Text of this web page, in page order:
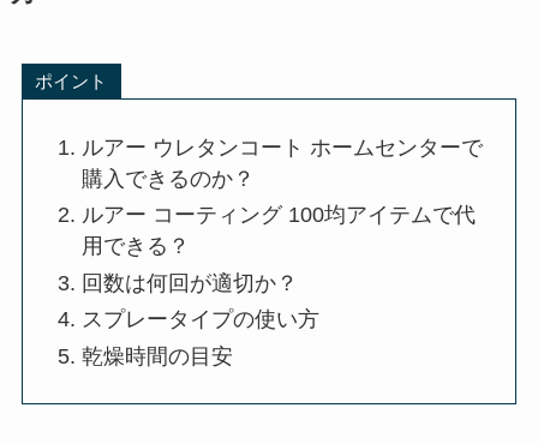
ポイント
ルアー ウレタンコート ホームセンターで
購入できるのか？
ルアー コーティング 100均アイテムで代
用できる？
回数は何回が適切か？
スプレータイプの使い方
乾燥時間の目安